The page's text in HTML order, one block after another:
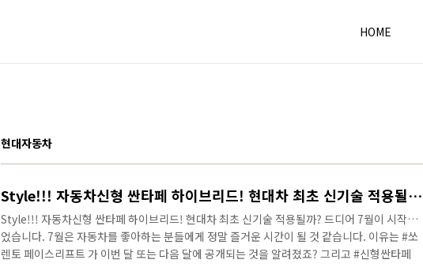
HOME
현대자동차
Style!!! 자동차신형 싼타페 하이브리드! 현대차 최초 신기술 적용될까?
Style!!! 자동차신형 싼타페 하이브리드! 현대차 최초 신기술 적용될까? 드디어 7월이 시작되
었습니다. 7월은 자동차를 좋아하는 분들에게 정말 즐거운 시간이 될 것 같습니다. 이유는 #쏘
렌토 페이스리프트 가 이번 달 또는 다음 달에 공개되는 것을 알려졌죠? 그리고 #신형싼타페